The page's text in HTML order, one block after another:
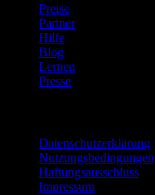
Preise
Partner
Hilfe
Blog
Lernen
Presse
Datenschutzerklärung
Nutzungsbedingungen
Haftungsausschluss
Impressum